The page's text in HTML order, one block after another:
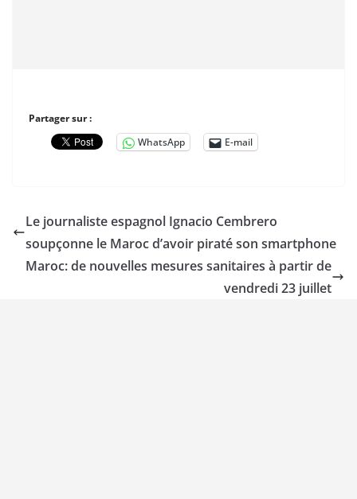
Partager sur :
WhatsApp
E-mail
Le journaliste espagnol Ignacio Cembrero
soupçonne le Maroc d’avoir piraté son smartphone
Maroc: de nouvelles mesures sanitaires à partir de
vendredi 23 juillet